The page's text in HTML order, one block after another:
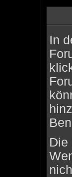
In
Die